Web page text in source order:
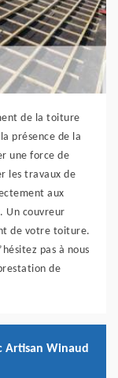
de la toiture
présence de la
une force de
les travaux de
aux
Un couvreur
de votre toiture.
pas à nous
de
Artisan Winaud